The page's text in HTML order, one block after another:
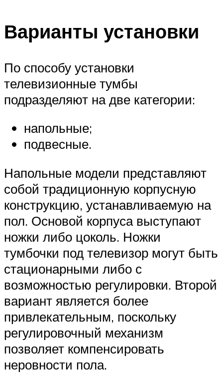
Варианты установки
По способу установки
телевизионные тумбы
подразделяют на две категории:
напольные;
подвесные.
Напольные модели представляют
собой традиционную корпусную
конструкцию, устанавливаемую на
пол. Основой корпуса выступают
ножки либо цоколь. Ножки
тумбочки под телевизор могут быть
стационарными либо с
возможностью регулировки. Второй
вариант является более
привлекательным, поскольку
регулировочный механизм
позволяет компенсировать
неровности пола.